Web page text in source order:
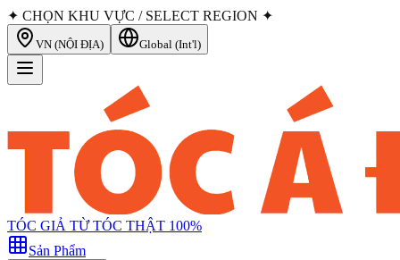
✦ CHỌN KHU VỰC / SELECT REGION ✦
VN (NỘI ĐỊA) Global (Int'l)
TÓC GIẢ TỪ TÓC THẬT 100%
Sản Phẩm